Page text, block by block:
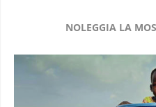
NOLEGGIA LA